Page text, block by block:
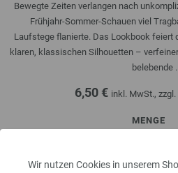
Wir nutzen Cookies in unserem
Bewegte Zeiten verlangen nach
Frühjahr-Sommer-Schauen viel
Laufstege flanierte. Das Lookbook feiert
klaren, klassischen Silhouetten –
belebende
6,50 € inkl. MwSt., zzgl.
MENGE